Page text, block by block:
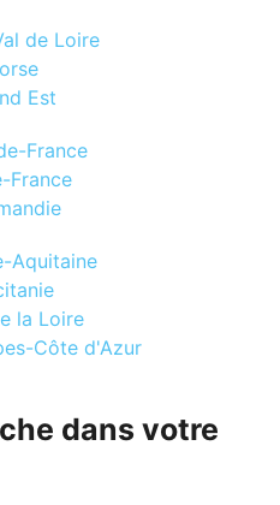
de Loire
Est
France
France
Aquitaine
la Loire
Côte d'Azur
dans votre